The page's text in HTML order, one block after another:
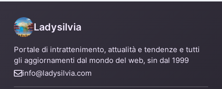
Ladysilvia
Portale di intrattenimento, attualità e tendenze e tutti
gli aggiornamenti dal mondo del web, sin dal 1999
info@ladysilvia.com